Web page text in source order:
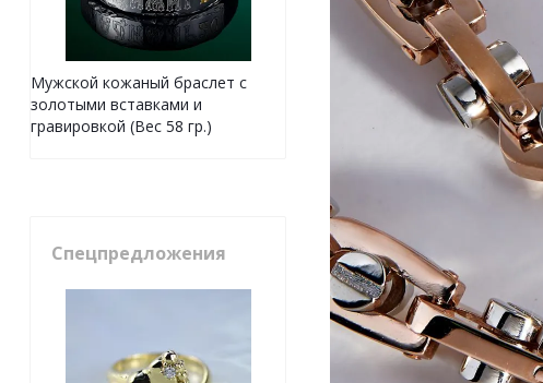
Мужской кожаный браслет с
золотыми вставками и
гравировкой (Вес 58 гр.)
Спецпредложения